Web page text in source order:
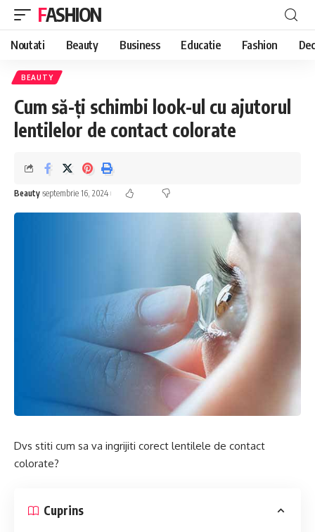
FASHION
Noutati Beauty Business Educatie Fashion
BEAUTY
Cum să-ți schimbi look-ul cu ajutorul
lentilelor de contact colorate
Beauty septembrie 16, 2024
Dvs stiti cum sa va ingrijiti corect lentilele de contact
colorate?
Cuprins